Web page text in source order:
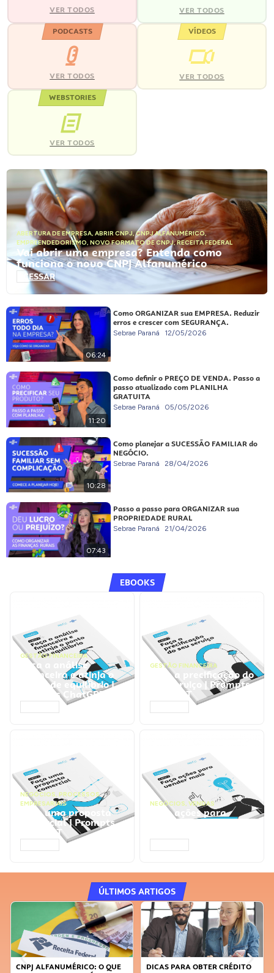
VER TODOS VER TODOS
PODCASTS
VER TODOS
VÍDEOS
VER TODOS
WEBSTORIES
VER TODOS
ABERTURA DE EMPRESA, ABRIR CNPJ,CNPJ ALFANUMÉRICO,
EMPREENDEDORISMO, NOVO FORMATO DE CNPJ,RECEITA FEDERAL
Vai abrir uma empresa? Entenda como
funciona o novo CNPJ Alfanumérico
ACESSAR
06:24
Como ORGANIZAR sua EMPRESA. Reduzir
erros e crescer com SEGURANÇA.
Sebrae Paraná 12/05/2026
11:20
Como definir o PREÇO DE VENDA. Passo a
passo atualizado com PLANILHA
GRATUITA
Sebrae Paraná 05/05/2026
10:28
Como planejar a SUCESSÃO FAMILIAR do
NEGÓCIO.
Sebrae Paraná 28/04/2026
07:43
Passo a passo para ORGANIZAR sua
PROPRIEDADE RURAL
Sebrae Paraná 21/04/2026
EBOOKS
GESTÃO FINANCEIRA
Faça a análise
financeira e atinja o
ponto de equilíbrio |
Prompts ChatGPT
GESTÃO FINANCEIRA
Faça a precificação do
seu serviço | Prompts
ChatGPT
NEGÓCIOS, PROCESSOS
EMPRESARIAIS
Faça uma proposta
comercial | Prompts
ChatGPT
NEGÓCIOS, VENDAS
Faça ações para
vender mais |
ÚLTIMOS ARTIGOS
DICAS PARA OBTER CRÉDITO
FAÇA A DIFERENÇA: SEJA